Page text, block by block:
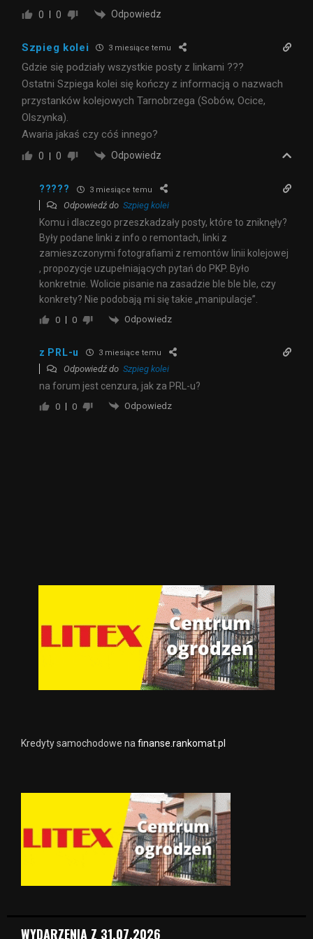
0 0 Odpowiedz
Szpieg kolei 3 miesiące temu
Gdzie się podziały wszystkie posty z linkami ???
Ostatni Szpiega kolei się kończy z informacją o nazwach
przystanków kolejowych Tarnobrzega (Sobów, Ocice,
Olszynka).
Awaria jakaś czy cóś innego?
0 0 Odpowiedz
????? 3 miesiące temu
Odpowiedź do Szpieg kolei
Komu i dlaczego przeszkadzały posty, które to zniknęły?
Były podane linki z info o remontach, linki z
zamieszczonymi fotografiami z remontów linii kolejowej
, propozycje uzupełniających pytań do PKP. Było
konkretnie. Wolicie pisanie na zasadzie ble ble ble, czy
konkrety? Nie podobają mi się takie „manipulacje”.
0 0 Odpowiedz
z PRL-u 3 miesiące temu
Odpowiedź do Szpieg kolei
na forum jest cenzura, jak za PRL-u?
0 0 Odpowiedz
Kredyty samochodowe nafinanse.rankomat.pl
WYDARZENIA Z 31.07.2026